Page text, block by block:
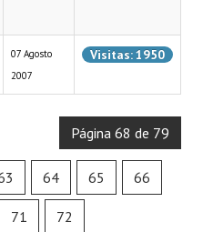
07 Agosto
2007
Visitas: 1950
Página 68 de 79
64 65 66
71 72